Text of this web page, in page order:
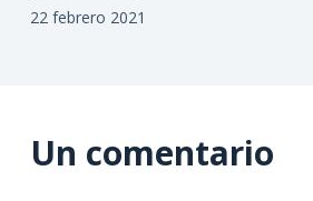
22 febrero 2021
Un comentario